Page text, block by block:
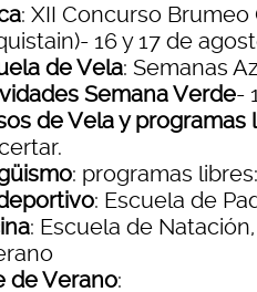
: XII Concurso
16 y 17 de
de Vela: Semanas
Semana Verde-
de Vela y programas
: programas
: Escuela de
: Escuela de
de Verano: